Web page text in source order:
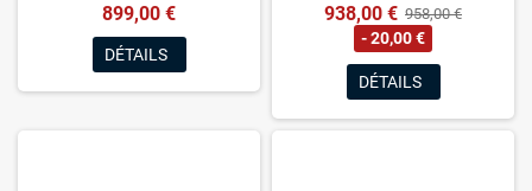
899,00 €
DÉTAILS
938,00 € 958,00 €
- 20,00 €
DÉTAILS